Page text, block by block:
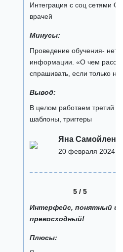
Интеграция с соц сетями
врачей
Минусы:
Проведение обучения- нет
информации. «О чем
спрашивать, если только
Вывод:
В целом работаем третий
шаблоны, триггеры
Яна
20 февраля 2024
5 / 5
Интерфейс, понятный и
превосходный!
Плюсы: